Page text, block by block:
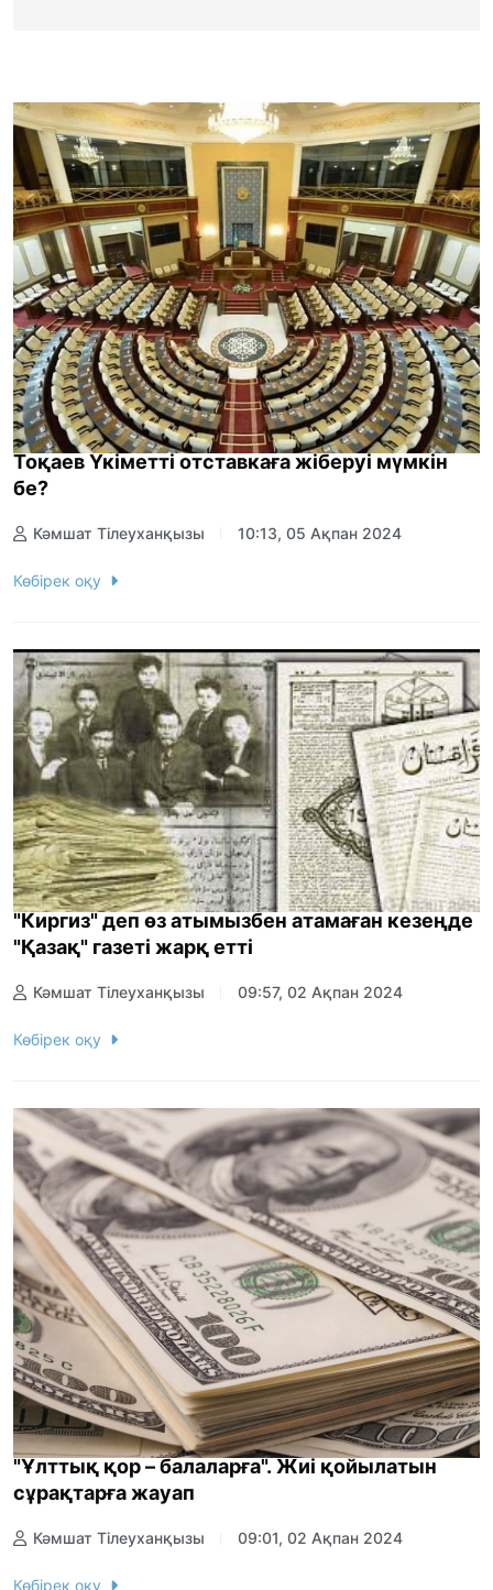
Тоқаев Үкіметті отставкаға жіберуі мүмкін
бе?
Кәмшат Тілеуханқызы 10:13, 05 Ақпан 2024
Көбірек оқу
"Киргиз" деп өз атымызбен атамаған кезеңде
"Қазақ" газеті жарқ етті
Кәмшат Тілеуханқызы 09:57, 02 Ақпан 2024
Көбірек оқу
"Ұлттық қор – балаларға". Жиі қойылатын
сұрақтарға жауап
Кәмшат Тілеуханқызы 09:01, 02 Ақпан 2024
Көбірек оқу